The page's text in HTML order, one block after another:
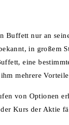
Buffett nur an
in großem
eine
mehrere
von Optionen
der Kurs der Aktie